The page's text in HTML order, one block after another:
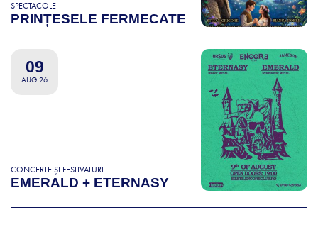
SPECTACOLE
PRINȚESELE FERMECATE
09
AUG 26
CONCERTE ȘI FESTIVALURI
EMERALD + ETERNASY